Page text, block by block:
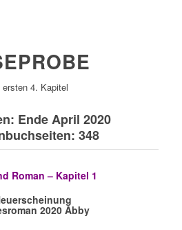
ersten 4. Kapitel
Ende April 2020
348
Roman – Kapitel 1